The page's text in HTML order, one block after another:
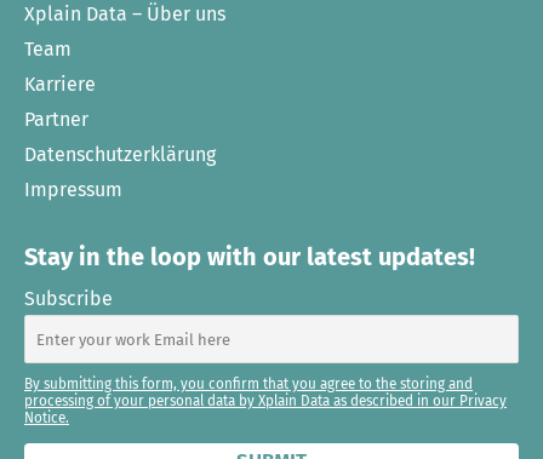
Xplain Data – Über uns
Team
Karriere
Partner
Datenschutzerklärung
Impressum
Stay in the loop with our latest updates!
Subscribe
By submitting this form, you confirm that you agree to the storing and
processing of your personal data by Xplain Data as described in our Privacy
Notice.